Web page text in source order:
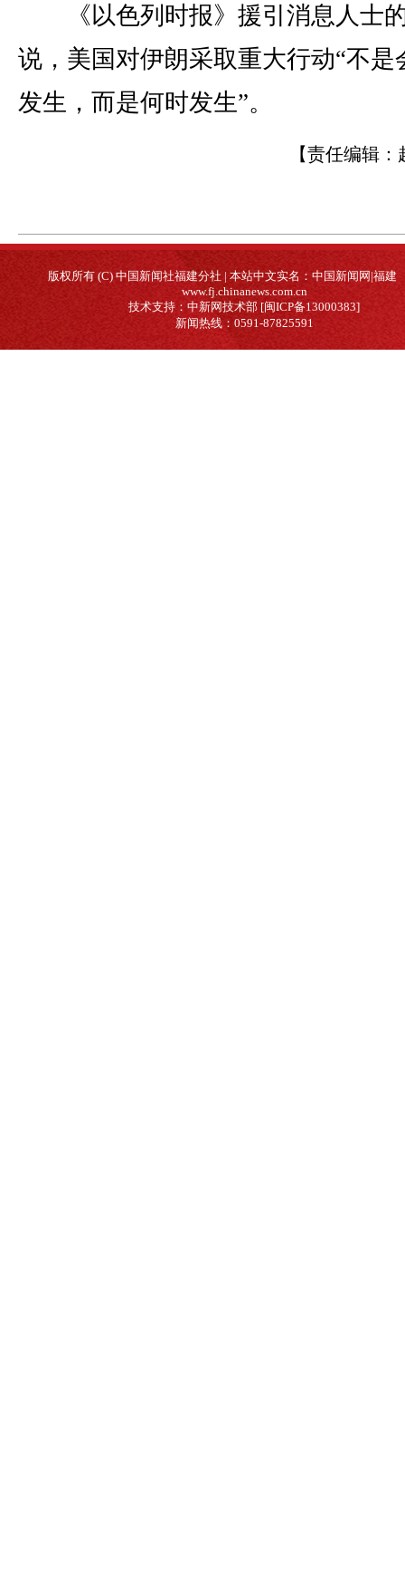
《以色列时报》援引消息人士
说，美国对伊朗采取重大行动“不是
发生，而是何时发生”。
【责任编辑：
版权所有 (C) 中国新闻社福建分社 | 本站中文实名：中国新闻网|福建
www.fj.chinanews.com.cn
技术支持：中新网技术部 [闽ICP备13000383]
新闻热线：0591-87825591